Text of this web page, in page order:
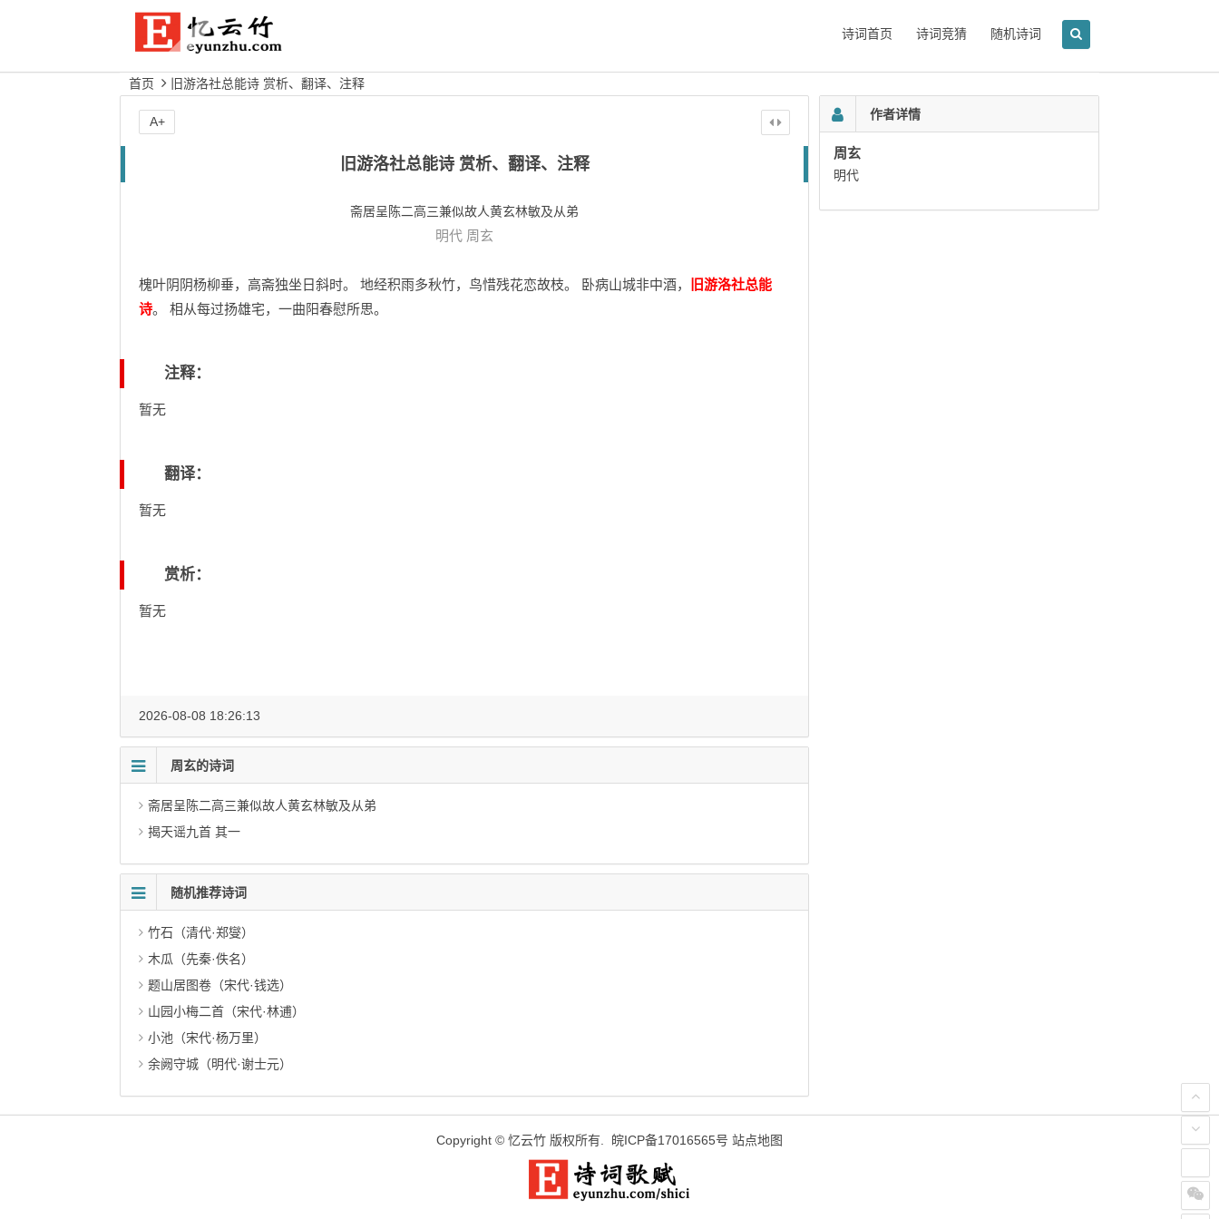
诗词首页 诗词竞猜 随机诗词
首页 旧游洛社总能诗 赏析、翻译、注释
旧游洛社总能诗 赏析、翻译、注释
斋居呈陈二高三兼似故人黄玄林敏及从弟
明代 周玄
槐叶阴阴杨柳垂，高斋独坐日斜时。 地经积雨多秋竹，鸟惜残花恋故枝。 卧病山城非中酒，
旧游洛社总能
诗。 相从每过扬雄宅，一曲阳春慰所思。
注释：
暂无
翻译：
暂无
赏析：
暂无
A+
2026-08-08 18:26:13
周玄的诗词
斋居呈陈二高三兼似故人黄玄林敏及从弟
揭天谣九首 其一
随机推荐诗词
竹石（清代·郑燮）
木瓜（先秦·佚名）
题山居图卷（宋代·钱选）
山园小梅二首（宋代·林逋）
小池（宋代·杨万里）
余阙守城（明代·谢士元）
作者详情
周玄
明代
Copyright © 忆云竹 版权所有. 皖ICP备17016565号 站点地图